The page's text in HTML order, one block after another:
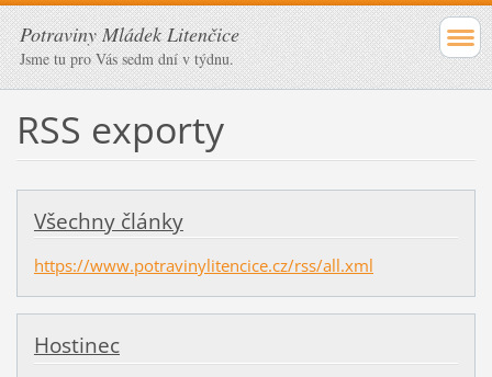
Potraviny Mládek Litenčice
Jsme tu pro Vás sedm dní v týdnu.
RSS exporty
Všechny články
https://www.potravinylitencice.cz/rss/all.xml
Hostinec